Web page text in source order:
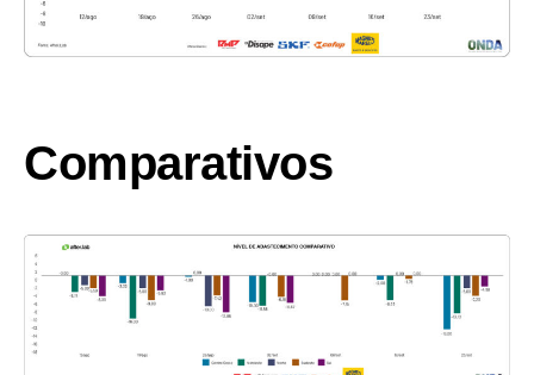
Comparativos